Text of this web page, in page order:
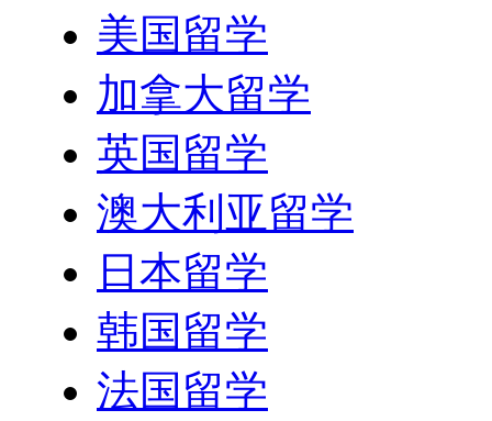
美国留学
加拿大留学
英国留学
澳大利亚留学
日本留学
韩国留学
法国留学